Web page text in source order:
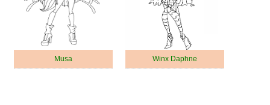
Musa Winx Daphne